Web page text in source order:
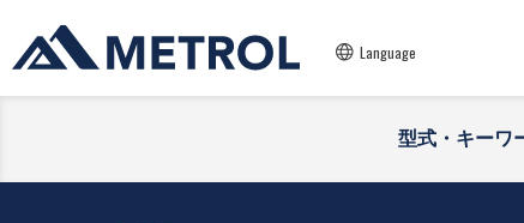
Language
型式・キーワ